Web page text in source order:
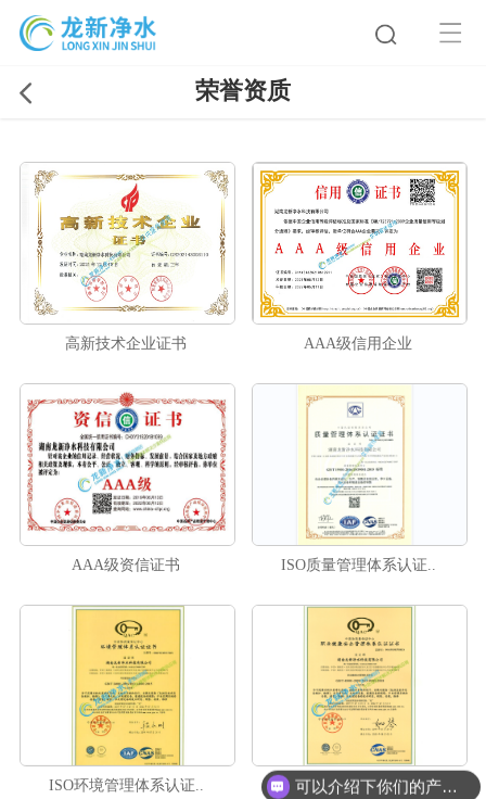
荣誉资质
高新技术企业证书 AAA级信用企业
AAA级资信证书 ISO质量管理体系认证..
ISO环境管理体系认证.. ISO职业健康安全管理.. 可以介绍下你们的产品么？